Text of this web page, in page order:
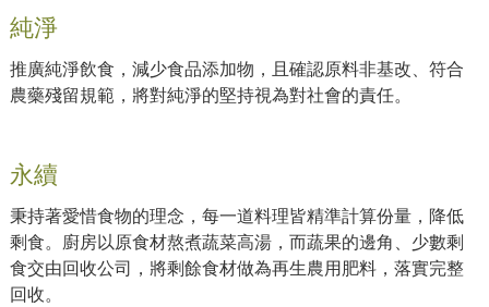
純淨
推廣純淨飲食，減少食品添加物，且確認原料非基改、符合
農藥殘留規範，將對純淨的堅持視為對社會的責任。
永續
秉持著愛惜食物的理念，每一道料理皆精準計算份量，降低
剩食。廚房以原食材熬煮蔬菜高湯，而蔬果的邊角、少數剩
食交由回收公司，將剩餘食材做為再生農用肥料，落實完整
回收。